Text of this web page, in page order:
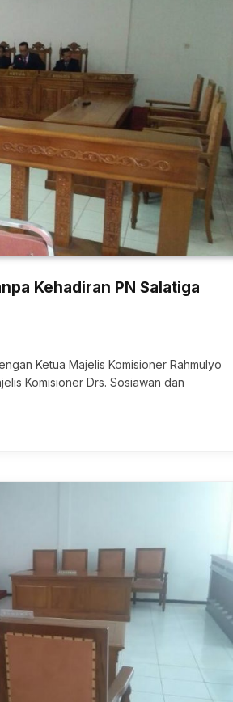
Kehadiran PN Salatiga
Ketua Majelis Komisioner Rahmulyo
Komisioner Drs. Sosiawan dan